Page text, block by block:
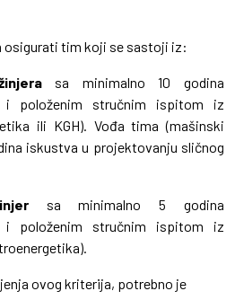
osigurati tim koji se sastoji iz:
sa minimalno 10 godina
i položenim stručnim ispitom iz
ili KGH). Vođa tima (mašinski
iskustva u projektovanju sličnog
sa minimalno 5 godina
i položenim stručnim ispitom iz
ovog kriterija, potrebno je